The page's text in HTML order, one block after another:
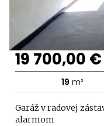
19 700,00 €
19 m²
Garáž v radovej
alarmom